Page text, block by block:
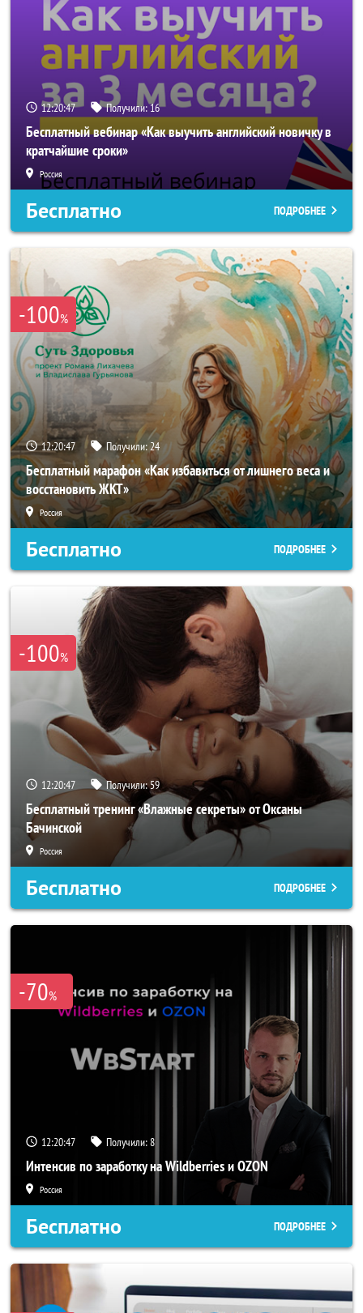
12:20:44 Получили:16
Бесплатный вебинар «Как выучить английский новичку в
кратчайшие сроки»
Россия
Бесплатно ПОДРОБНЕЕ
-100%
12:20:44 Получили:24
Бесплатный марафон «Как избавиться от лишнего веса и
восстановить ЖКТ»
Россия
Бесплатно ПОДРОБНЕЕ
-100%
12:20:44 Получили:59
Бесплатный тренинг «Влажные секреты» от Оксаны
Бачинской
Россия
Бесплатно ПОДРОБНЕЕ
-70%
12:20:44 Получили:8
Интенсив по заработку на Wildberries и OZON
Россия
Бесплатно ПОДРОБНЕЕ